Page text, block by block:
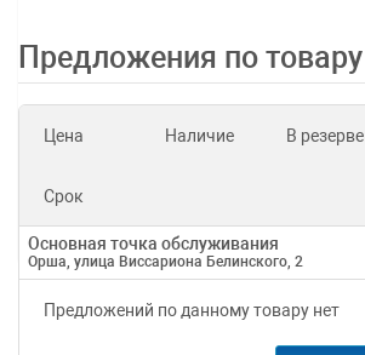
Предложения по товару
Цена Наличие В резерве
Срок
Основная точка обслуживания
Орша, улица Виссариона Белинского, 2
Предложений по данному товару нет